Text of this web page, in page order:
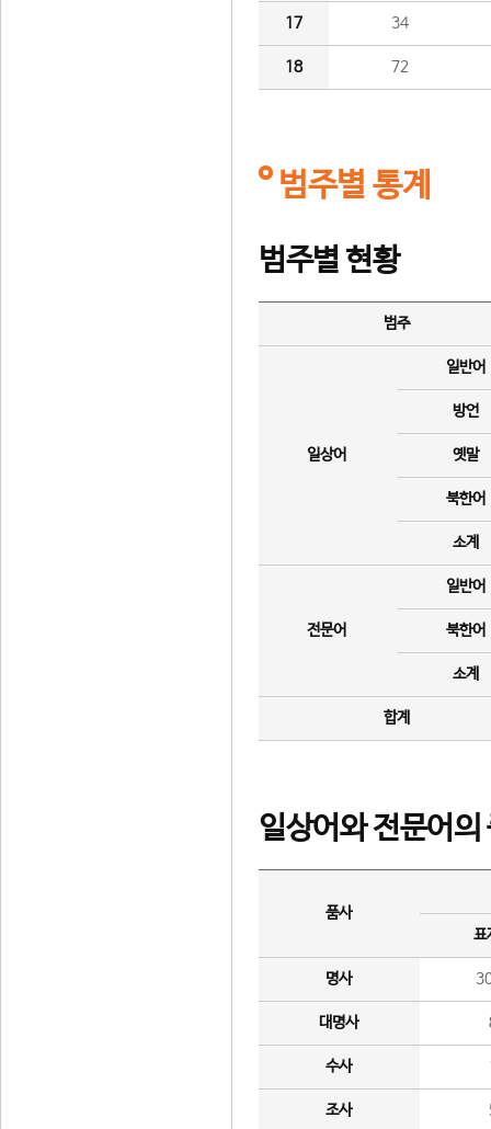
17 34
18 72
범주별 통계
범주별 현황
범주
일상어
일반어
방언
옛말
북한어
소계
전문어
일반어
북한어
소계
합계
일상어와 전문어의
품사
표
명사
대명사
수사
조사